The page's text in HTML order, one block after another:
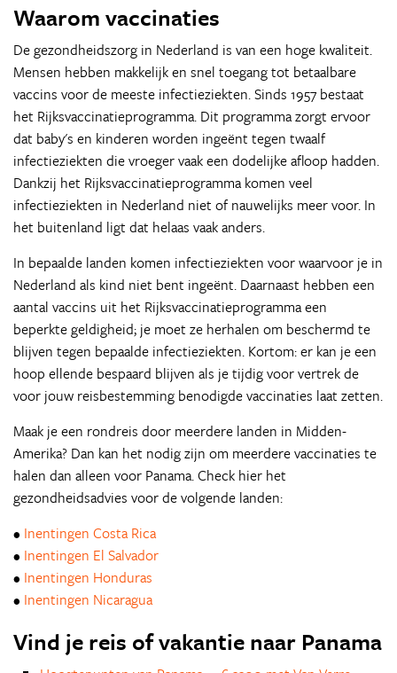
Waarom vaccinaties
De gezondheidszorg in Nederland is van een hoge kwaliteit.
Mensen hebben makkelijk en snel toegang tot betaalbare
vaccins voor de meeste infectieziekten. Sinds 1957 bestaat
het Rijksvaccinatieprogramma. Dit programma zorgt ervoor
dat baby's en kinderen worden ingeënt tegen twaalf
infectieziekten die vroeger vaak een dodelijke afloop hadden.
Dankzij het Rijksvaccinatieprogramma komen veel
infectieziekten in Nederland niet of nauwelijks meer voor. In
het buitenland ligt dat helaas vaak anders.
In bepaalde landen komen infectieziekten voor waarvoor je in
Nederland als kind niet bent ingeënt. Daarnaast hebben een
aantal vaccins uit het Rijksvaccinatieprogramma een
beperkte geldigheid; je moet ze herhalen om beschermd te
blijven tegen bepaalde infectieziekten. Kortom: er kan je een
hoop ellende bespaard blijven als je tijdig voor vertrek de
voor jouw reisbestemming benodigde vaccinaties laat zetten.
Maak je een rondreis door meerdere landen in Midden-
Amerika? Dan kan het nodig zijn om meerdere vaccinaties te
halen dan alleen voor Panama. Check hier het
gezondheidsadvies voor de volgende landen:
• Inentingen Costa Rica
• Inentingen El Salvador
• Inentingen Honduras
• Inentingen Nicaragua
Vind je reis of vakantie naar Panama